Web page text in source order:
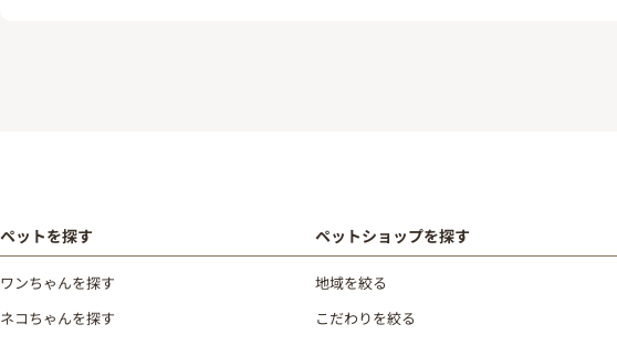
ペットを探す
ワンちゃんを探す
ネコちゃんを探す
ペットショップを探す
地域を絞る
こだわりを絞る